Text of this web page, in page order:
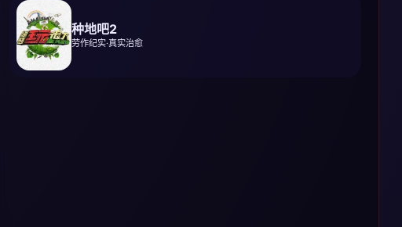
种地吧2
劳作纪实·真实治愈